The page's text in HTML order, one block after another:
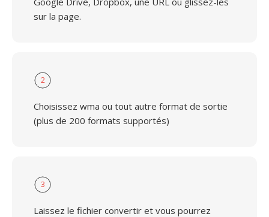
sur la page.
2
Choisissez wma ou tout autre format de sortie
(plus de 200 formats supportés)
3
Laissez le fichier convertir et vous pourrez